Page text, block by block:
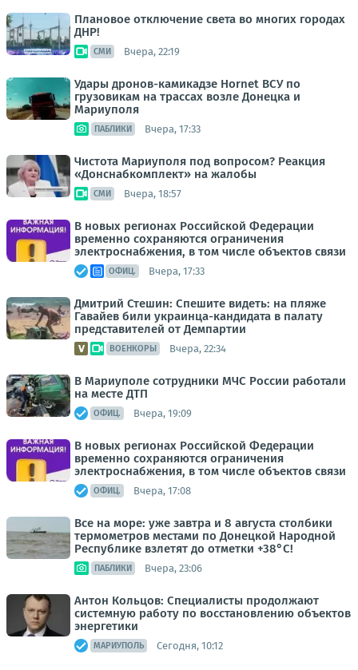
Плановое отключение света во многих городах
ДНР!
СМИ Вчера, 22:19
Удары дронов-камикадзе Hornet ВСУ по
грузовикам на трассах возле Донецка и
Мариуполя
ПАБЛИКИ Вчера, 17:33
Чистота Мариуполя под вопросом? Реакция
«Донснабкомплект» на жалобы
СМИ Вчера, 18:57
В новых регионах Российской Федерации
временно сохраняются ограничения
электроснабжения, в том числе объектов связи
ОФИЦ. Вчера, 17:33
Дмитрий Стешин: Спешите видеть: на пляже
Гавайев били украинца-кандидата в палату
представителей от Демпартии
ВОЕНКОРЫ Вчера, 22:34
В Мариуполе сотрудники МЧС России работали
на месте ДТП
ОФИЦ. Вчера, 19:09
В новых регионах Российской Федерации
временно сохраняются ограничения
электроснабжения, в том числе объектов связи
ОФИЦ. Вчера, 17:08
Все на море: уже завтра и 8 августа столбики
термометров местами по Донецкой Народной
Республике взлетят до отметки +38°C!
ПАБЛИКИ Вчера, 23:06
Антон Кольцов: Специалисты продолжают
системную работу по восстановлению объектов
энергетики
МАРИУПОЛЬ Сегодня, 10:12